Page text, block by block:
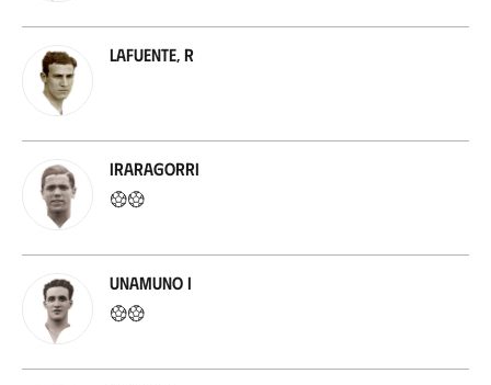
Lafuente, R
Iraragorri
Unamuno I